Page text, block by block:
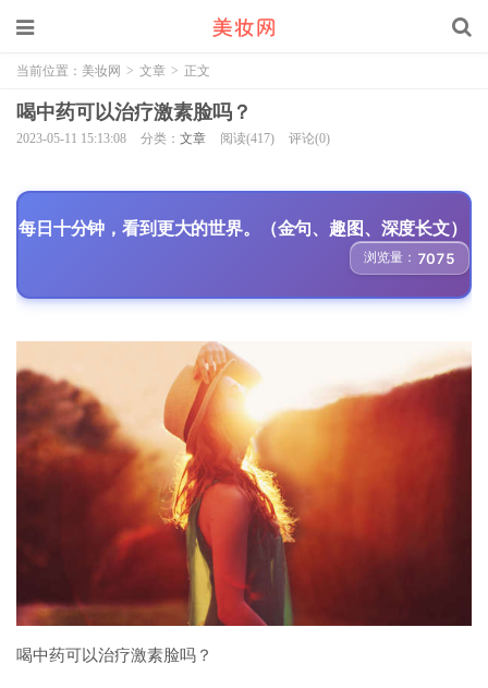
当前位置： 美妆网 > 文章 > 正文
喝中药可以治疗激素脸吗？
2023-05-11 15:13:08 分类： 文章 阅读(417) 评论(0)
每日十分钟，看到更大的世界。（金句、趣图、深度长文）
浏览量： 7075
喝中药可以治疗激素脸吗？